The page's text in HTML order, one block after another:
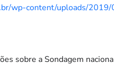
wp-content/uploads/2019/
sobre a Sondagem